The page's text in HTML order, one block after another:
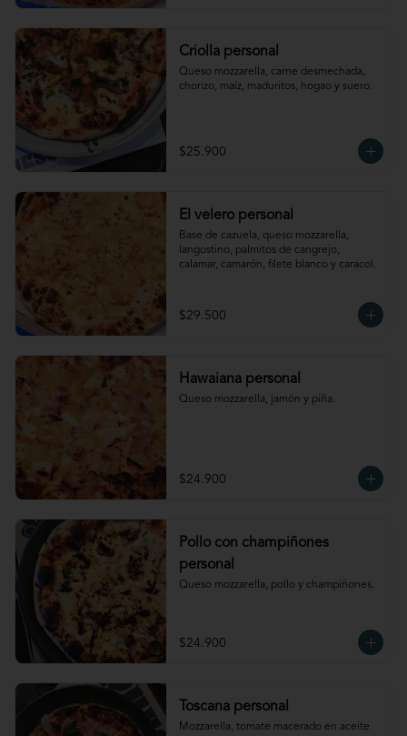
Criolla personal
Queso mozzarella, carne desmechada,
chorizo, maíz, maduritos, hogao y suero.
$25.900
El velero personal
Base de cazuela, queso mozzarella,
langostino, palmitos de cangrejo,
calamar, camarón, filete blanco y caracol.
$29.500
Hawaiana personal
Queso mozzarella, jamón y piña.
$24.900
Pollo con champiñones
personal
Queso mozzarella, pollo y champiñones.
$24.900
Toscana personal
Mozzarella, tomate macerado en aceite